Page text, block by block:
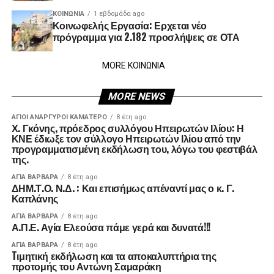
ΚΟΙΝΩΝΊΑ 1 εβδομάδα ago
Κοινωφελής Εργασία: Ερχεται νέο
πρόγραμμα για 2.182 προσλήψεις σε ΟΤΑ
MORE ΚΟΙΝΩΝΙΑ
MORE NEWS
ΑΓΙΟΙ ΑΝΑΡΓΥΡΟΙ ΚΑΜΑΤΕΡΟ 8 έτη ago
Χ. Γκόνης, πρόεδρος συλλόγου Ηπειρωτών Ιλίου: Η
ΚΝΕ έδιωξε τον σύλλογο Ηπειρωτών Ιλίου από την
προγραμματισμένη εκδήλωση του, λόγω του φεστιβάλ
της.
ΑΓΙΑ ΒΑΡΒΑΡΑ 8 έτη ago
ΔΗΜ.Τ.Ο. Ν.Δ. : Και επισήμως απέναντί μας ο κ. Γ.
Καπλάνης
ΑΓΙΑ ΒΑΡΒΑΡΑ 8 έτη ago
Α.Π.Ε. Αγία Ελεούσα πάμε γερά και δυνατά!!!
ΑΓΙΑ ΒΑΡΒΑΡΑ 8 έτη ago
Tιμητική εκδήλωση και τα αποκαλυπτήρια της
προτομής του Αντώνη Σαμαράκη